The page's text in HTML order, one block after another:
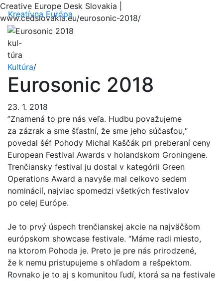
Creative Europe Desk Slovakia |
www.cedslovakia.eu/eurosonic-2018/
Kreatívna Európa
kul-
túra
Kultúra/
Eurosonic 2018
23. 1. 2018
”Znamená to pre nás veľa. Hudbu považujeme
za zázrak a sme šťastní, že sme jeho súčasťou,“
povedal šéf Pohody Michal Kaščák pri preberaní ceny
European Festival Awards v holandskom Groningene.
Trenčiansky festival ju dostal v kategórii Green
Operations Award a navyše mal celkovo sedem
nominácií, najviac spomedzi všetkých festivalov
po celej Európe.
Je to prvý úspech trenčianskej akcie na najväčšom
európskom showcase festivale. “Máme radi miesto,
na ktorom Pohoda je. Preto je pre nás prirodzené,
že k nemu pristupujeme s ohľadom a rešpektom.
Rovnako je to aj s komunitou ľudí, ktorá sa na festivale